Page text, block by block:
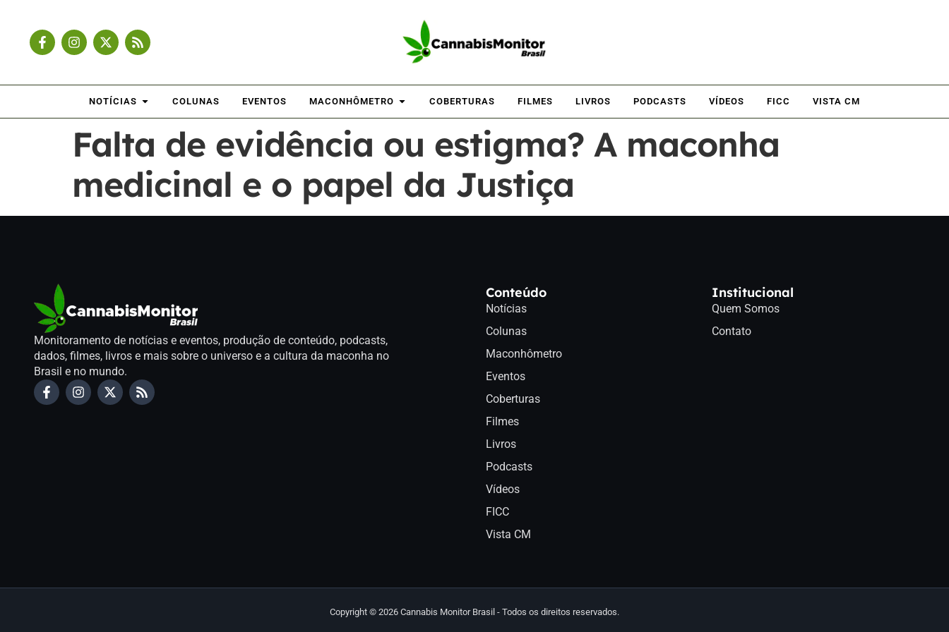
NOTÍCIAS COLUNAS EVENTOS MACONHÔMETRO COBERTURAS FILMES LIVROS PODCASTS VÍDEOS FICC VISTA CM
Falta de evidência ou estigma? A maconha
medicinal e o papel da Justiça
Monitoramento de notícias e eventos, produção de conteúdo, podcasts,
dados, filmes, livros e mais sobre o universo e a cultura da maconha no
Brasil e no mundo.
Conteúdo
Notícias
Colunas
Maconhômetro
Eventos
Coberturas
Filmes
Livros
Podcasts
Vídeos
FICC
Vista CM
Institucional
Quem Somos
Contato
Copyright © 2026 Cannabis Monitor Brasil - Todos os direitos reservados.